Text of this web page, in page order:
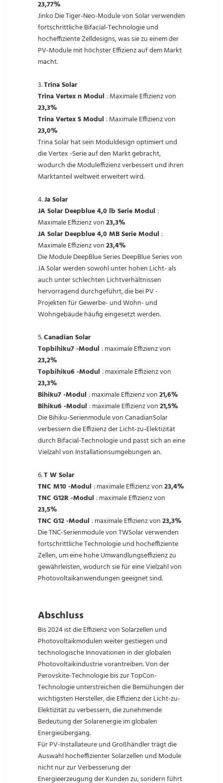
23,77%
Jinko Die Tiger-Neo-Module von Solar verwenden
fortschrittliche Bifacial-Technologie und
hocheffiziente Zelldesigns, was sie zu einem der
PV-Module mit höchster Effizienz auf dem Markt
macht.
3.Trina Solar
Trina Vertex n Modul : Maximale Effizienz von
23,3%
Trina Vertex S Modul : Maximale Effizienz von
23,0%
Trina Solar hat sein Moduldesign optimiert und
die Vertex -Serie auf den Markt gebracht,
wodurch die Moduleffizienz verbessert und ihren
Marktanteil weltweit erweitert wird.
4.Ja Solar
JA Solar Deepblue 4,0 lb Serie Modul :
Maximale Effizienz von23,3%
JA Solar Deepblue 4,0 MB Serie Modul :
Maximale Effizienz von23,4%
Die Module DeepBlue Series DeepBlue Series von
JA Solar werden sowohl unter hohen Licht- als
auch unter schlechten Lichtverhältnissen
hervorragend durchgeführt, die bei PV -
Projekten für Gewerbe- und Wohn- und
Wohngebäude häufig eingesetzt werden.
5.Canadian Solar
Topbihiku7 -Modul : maximale Effizienz von
23,2%
Topbihiku6 -Modul : maximale Effizienz von
23,3%
Bihiku7 -Modul : maximale Effizienz von21,6%
Bihiku6 -Modul : maximale Effizienz von21,5%
Die Bihiku-Serienmodule von CanadianSolar
verbessern die Effizienz der Licht-zu-Elektizität
durch Bifacial-Technologie und passt sich an eine
Vielzahl von Installationsumgebungen an.
6.TWSolar
TNC M10 -Modul : maximale Effizienz von23,4%
TNC G12R -Modul : maximale Effizienz von
23,5%
TNC G12 -Modul : maximale Effizienz von23,3%
Die TNC-Serienmodule von TWSolar verwenden
fortschrittliche Technologie und hocheffiziente
Zellen, um eine hohe Umwandlungseffizienz zu
gewährleisten, wodurch sie für eine Vielzahl von
Photovoltaikanwendungen geeignet sind.
Abschluss
Bis 2024 ist die Effizienz von Solarzellen und
Photovoltaikmodulen weiter gestiegen und
technologische Innovationen in der globalen
Photovoltaikindustrie vorantreiben. Von der
Perovskite-Technologie bis zur TopCon-
Technologie unterstreichen die Bemühungen der
wichtigsten Hersteller, die Effizienz der Licht-zu-
Elektizität zu verbessern, die zunehmende
Bedeutung der Solarenergie im globalen
Energieübergang.
Für PV-Installateure und Großhändler trägt die
Auswahl hocheffizienter Solarzellen und Module
nicht nur zur Verbesserung der
Energieerzeugung der Kunden zu, sondern führt